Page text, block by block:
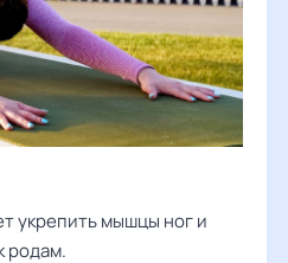
укрепить мышцы ног и
родам.